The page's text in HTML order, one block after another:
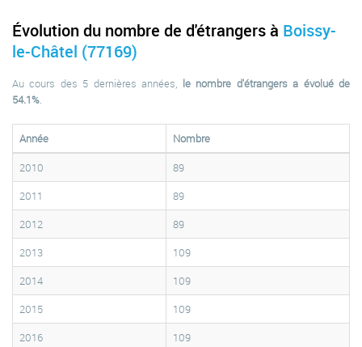
Évolution du nombre de d'étrangers à Boissy-
le-Châtel (77169)
Au cours des 5 dernières années, le nombre d'étrangers a évolué de
54.1%.
Année
Nombre
2010
89
2011
89
2012
89
2013
109
2014
109
2015
109
2016
109